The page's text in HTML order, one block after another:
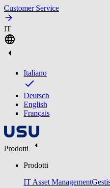
Customer Service
IT
Italiano
Deutsch
English
Français
Prodotti
Prodotti
IT Asset Management